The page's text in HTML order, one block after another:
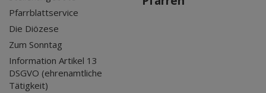
Pfarrblattservice
Die Diözese
Zum Sonntag
Information Artikel 13
DSGVO (ehrenamtliche
Tätigkeit)